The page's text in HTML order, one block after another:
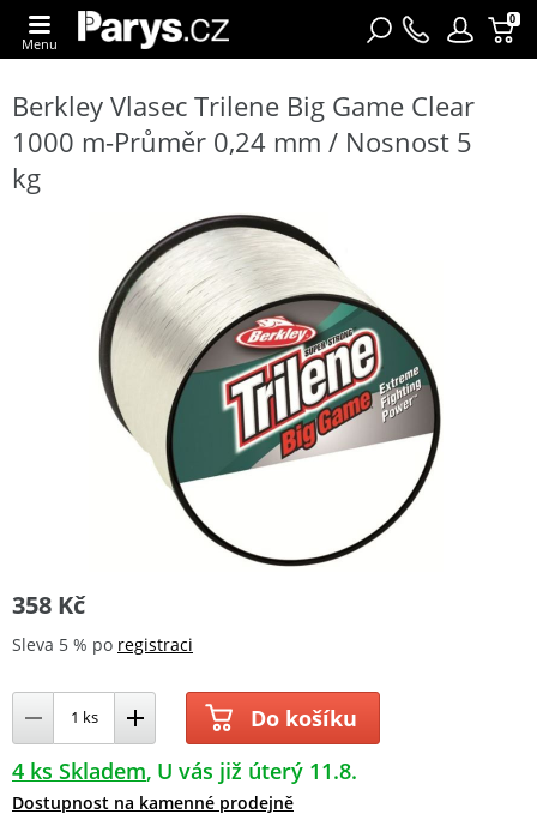
0
Menu
Berkley Vlasec Trilene Big Game Clear
1000 m-Průměr 0,24 mm / Nosnost 5
kg
358 Kč
Sleva 5 % po registraci
Do košíku
4 ks Skladem U vás již úterý 11.8.
Dostupnost na kamenné prodejně